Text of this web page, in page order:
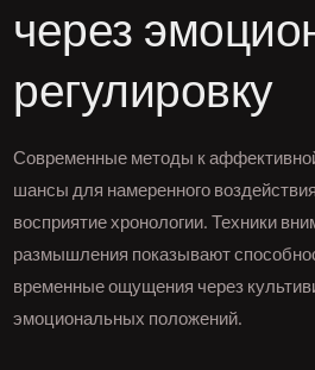
через
регулировку
Современные методы к
шансы для намеренного
восприятие хронологии. Техники
размышления показывают
временные ощущения через
эмоциональных положений.